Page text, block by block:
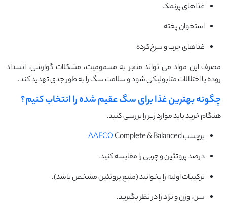
غذاهای پرنمک
استخوان پخته
غذاهای چرب و سرخ‌کرده
مصرف این مواد می تواند منجر به مسمومیت، مشکلات گوارشی، انسداد
روده یا اختلالات متابولیکی شود و سلامت سگ را به طور جدی تهدید کند.
چگونه بهترین غذا برای سگ عقیم شده را انتخاب کنیم؟
هنگام خرید باید موارد زیر را بررسی کنید.
برچسب
AAFCOComplete & Balanced
درصد پروتئین و چربی را مقایسه کنید.
ترکیبات اولیه را بخوانید (منبع پروتئین مشخص باشد).
سن، وزن و نژاد را در نظر بگیرید.